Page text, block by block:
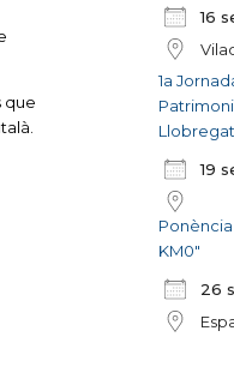
que
16
1a
Llobregat
19
KM0"
26